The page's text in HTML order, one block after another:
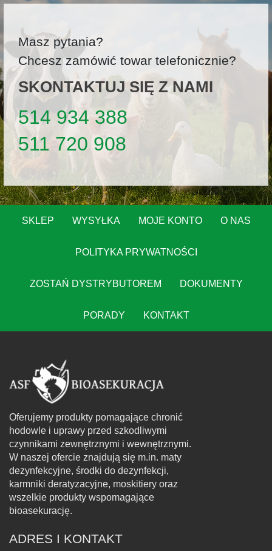
Masz pytania?
Chcesz zamówić towar telefonicznie?
SKONTAKTUJ SIĘ Z NAMI
514 934 388
511 720 908
SKLEP WYSYŁKA MOJE KONTO O NAS
POLITYKA PRYWATNOŚCI
ZOSTAŃ DYSTRYBUTOREM DOKUMENTY
PORADY KONTAKT
Oferujemy produkty pomagające chronić
hodowle i uprawy przed szkodliwymi
czynnikami zewnętrznymi i wewnętrznymi.
W naszej ofercie znajdują się m.in. maty
dezynfekcyjne, środki do dezynfekcji,
karmniki deratyzacyjne, moskitiery oraz
wszelkie produkty wspomagające
bioasekurację.
ADRES I KONTAKT